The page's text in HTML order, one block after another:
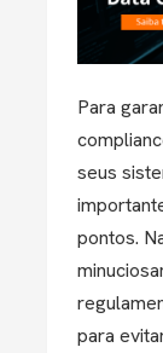
Para
seus
pontos.
para